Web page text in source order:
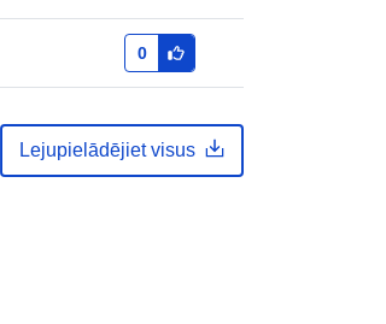
0
Lejupielādējiet visus